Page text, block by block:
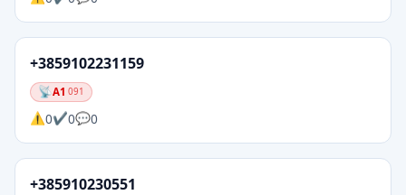
+3859102231159
A1 091
0 0 0
+385910230551